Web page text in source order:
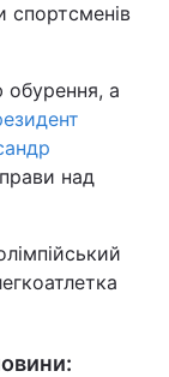
спортсменів
обурення, а
над